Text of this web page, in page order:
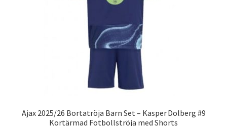
Ajax 2025/26 Bortatröja Barn Set – Kasper Dolberg #9
Kortärmad Fotbollströja med Shorts